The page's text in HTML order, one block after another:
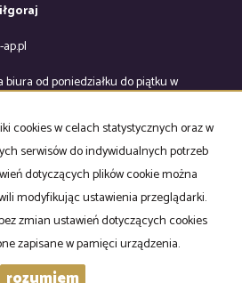
od poniedziałku do piątku w
cookies w celach statystycznych oraz w
serwisów do indywidualnych potrzeb
dotyczących plików cookie można
modyfikując ustawienia przeglądarki.
zmian ustawień dotyczących cookies
zapisane w pamięci urządzenia.